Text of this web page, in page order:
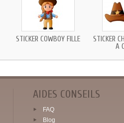
STICKER COWBOY FILLE
STICKER
A
AIDES CONSEILS
FAQ
Blog